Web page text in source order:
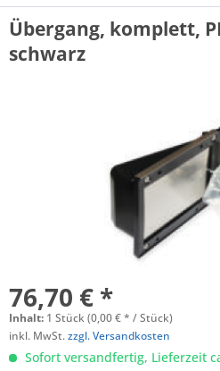
Übergang, komplett,
schwarz
76,70 € *
Inhalt: 1 Stück (0,00 € * / Stück)
inkl. MwSt.zzgl. Versandkosten
Sofort versandfertig, Lieferzeit